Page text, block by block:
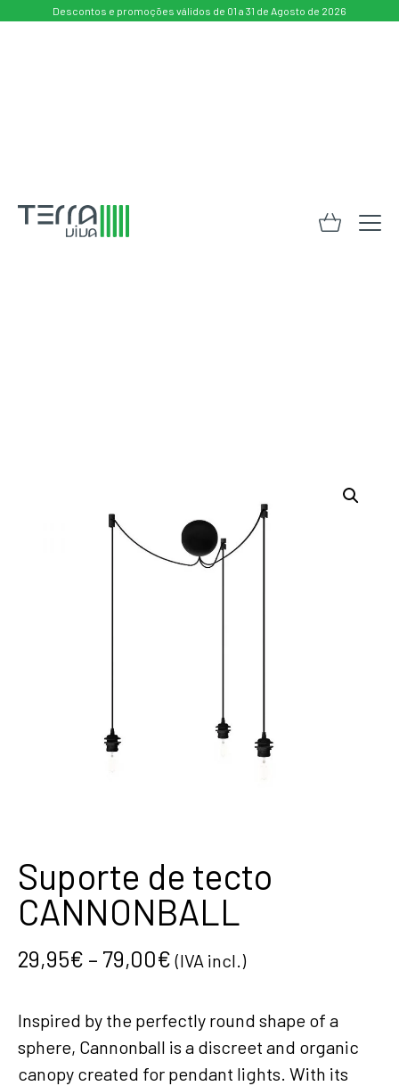
Descontos e promoções válidos de 01 a 31 de Agosto de 2026
Suporte de tecto
CANNONBALL
29,95€ – 79,00€ (IVA incl.)
Inspired by the perfectly round shape of a
sphere, Cannonball is a discreet and organic
canopy created for pendant lights. With its